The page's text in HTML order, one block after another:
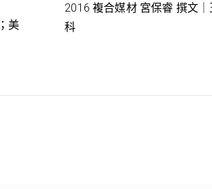
美
2016 複合媒材 宮保睿 撰文｜
科